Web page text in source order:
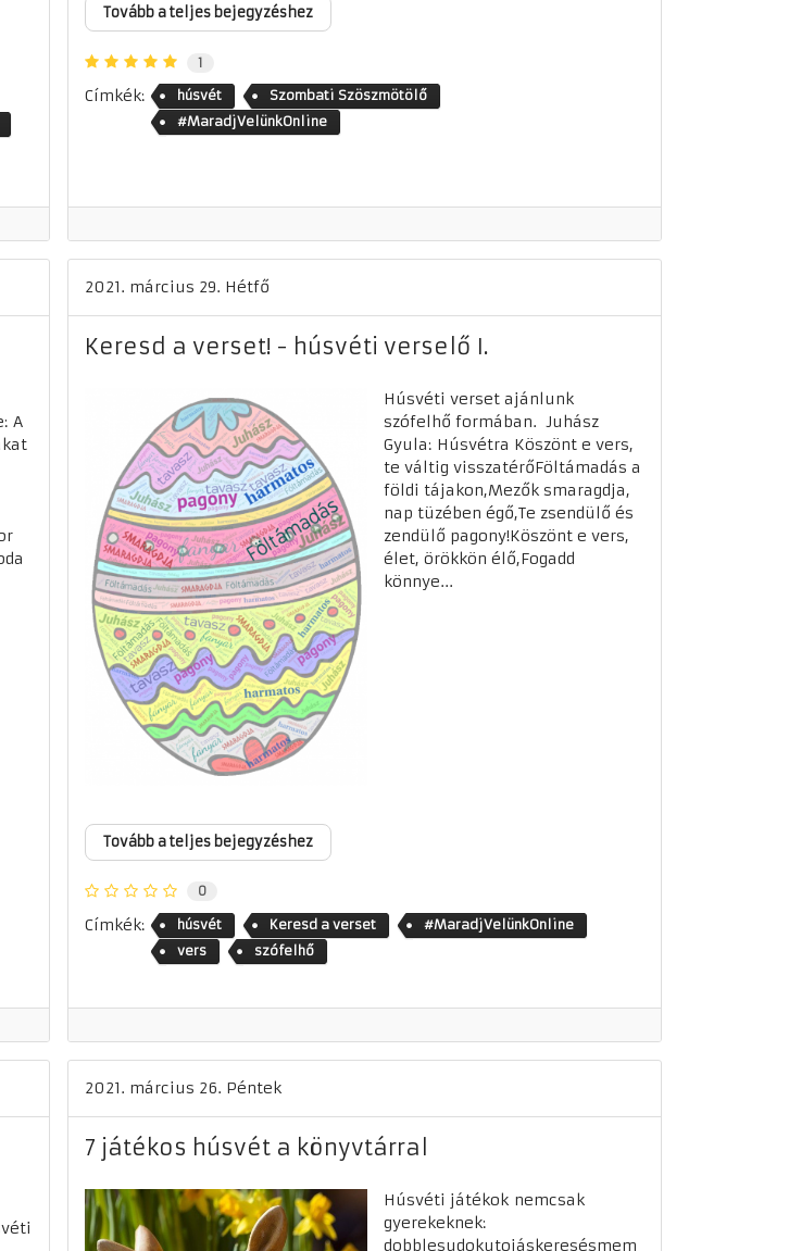
Tovább a teljes bejegyzéshez
1
Címkék: húsvét
Szombati Szöszmötölő
#MaradjVelünkOnline
A
2021. március 29. Hétfő
Keresd a verset! - húsvéti verselő I.
Húsvéti verset ajánlunk
szófelhő formában. Juhász
Gyula: Húsvétra Köszönt e vers,
te váltig visszatérőFöltámadás a
földi tájakon,Mezők smaragdja,
nap tüzében égő,Te zsendülő és
zendülő pagony!Köszönt e vers,
élet, örökkön élő,Fogadd
könnye...
Tovább a teljes bejegyzéshez
0
Címkék: húsvét Keresd a verset
#MaradjVelünkOnline
vers
szófelhő
2021. március 26. Péntek
7 játékos húsvét a könyvtárral
Húsvéti játékok nemcsak
gyerekeknek:
dobblesudokutojáskeresésmem